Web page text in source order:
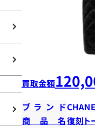
買取金額
ブランド
商品名復刻ト